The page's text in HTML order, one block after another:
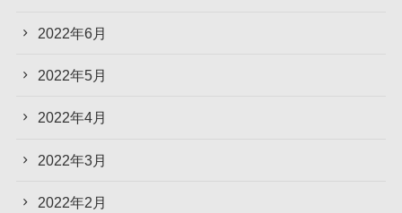
2022年6月
2022年5月
2022年4月
2022年3月
2022年2月